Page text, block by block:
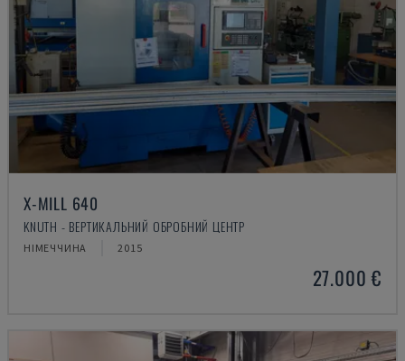
X-MILL 640
KNUTH - ВЕРТИКАЛЬНИЙ ОБРОБНИЙ ЦЕНТР
НІМЕЧЧИНА 2015
27.000 €